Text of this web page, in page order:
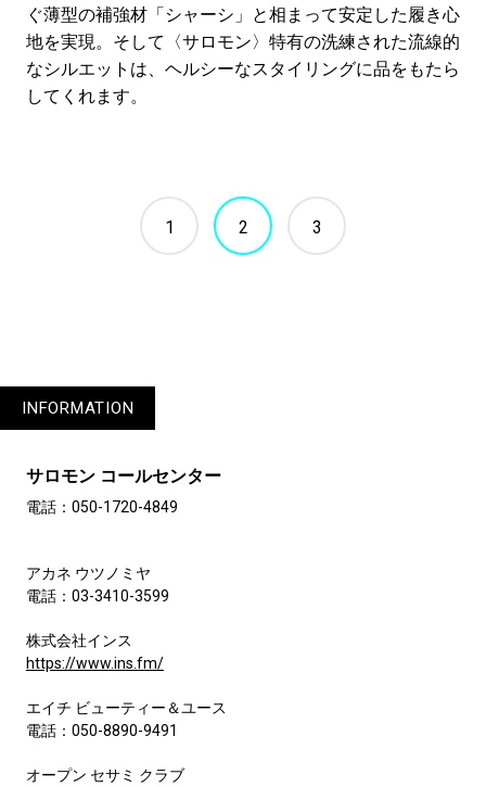
ぐ薄型の補強材「シャーシ」と相まって安定した履き心
地を実現。そして〈サロモン〉特有の洗練された流線的
なシルエットは、ヘルシーなスタイリングに品をもたら
してくれます。
1 2 3
INFORMATION
サロモン コールセンター
電話：050-1720-4849
アカネ ウツノミヤ
電話：03-3410-3599
株式会社インス
https://www.ins.fm/
エイチ ビューティー＆ユース
電話：050-8890-9491
オープン セサミ クラブ